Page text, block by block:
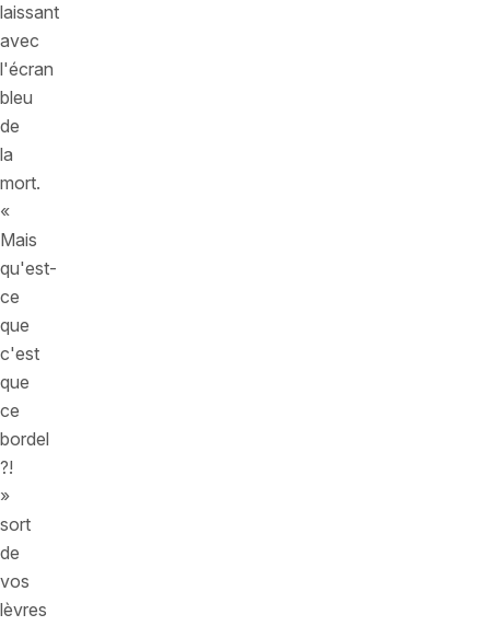
laissant
avec
l'écran
bleu
de
la
mort.
«
Mais
qu'est-
ce
que
c'est
que
ce
bordel
?!
»
sort
de
vos
lèvres